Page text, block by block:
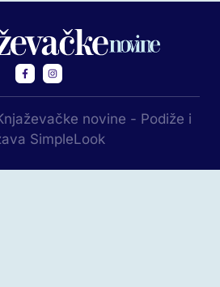
novine - Podiže i
SimpleLook